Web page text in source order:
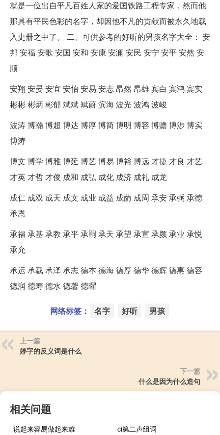
就是一位出自平凡百姓人家的爱国铁路工程专家，然而他
那具有平民色彩的名字，却因他不凡的贡献而被永久地载
入史册之中了。 二、可供参考的好听的男孩名字大全： 安
邦 安福 安歌 安国 安和 安康 安澜 安民 安宁 安平 安然 安
顺
安翔 安晏 安宜 安怡 安易 安志 昂然 昂雄 宾白 宾鸿 宾实
彬彬 彬炳 彬郁 斌斌 斌蔚 滨海 波光 波鸿 波峻
波涛 博瀚 博超 博达 博厚 博简 博明 博容 博赡 博涉 博实
博涛
博文 博学 博雅 博延 博艺 博易 博裕 博远 才捷 才良 才艺
才英 才哲 才俊 成和 成弘 成化 成济 成礼 成龙
成仁 成双 成天 成文 成业 成益 成荫 成周 承安 承弼 承德
承恩
承福 承基 承教 承平 承嗣 承天 承望 承宣 承颜 承业 承悦
承允
承运 承载 承泽 承志 德本 德海 德厚 德华 德辉 德惠 德容
德润 德寿 德水 德馨 德曜
网络标签： 名字 好听 男孩
上一篇
婷字的反义词是什么
下一篇
什么是因为什么造句
相关问题
说起来容易做起来难
ci第二声组词